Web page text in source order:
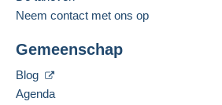
Adres van de onderneming:
12042 SE Sunnyside Rd. Unit
Clackamas
Neem contact met ons op
Gemeenschap
Blog
Agenda